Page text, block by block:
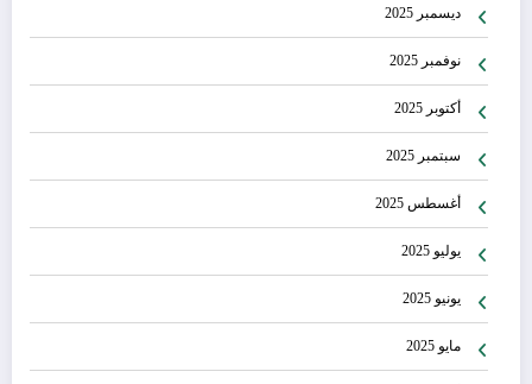
ديسمبر 2025
نوفمبر 2025
أكتوبر 2025
سبتمبر 2025
أغسطس 2025
يوليو 2025
يونيو 2025
مايو 2025